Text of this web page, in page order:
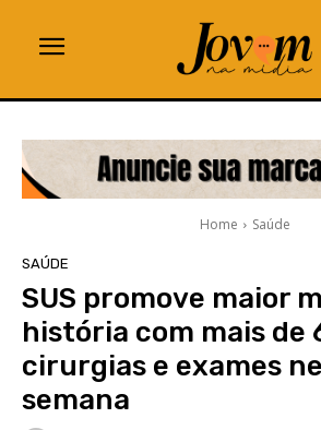
Home Saúde
SAÚDE
SUS promove maior
história com mais de
cirurgias e exames
semana